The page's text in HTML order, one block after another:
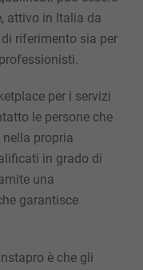
attivo in Italia da
riferimento sia per
per i servizi
le persone che
propria
in grado di
una
garantisce
Instapro è che gli